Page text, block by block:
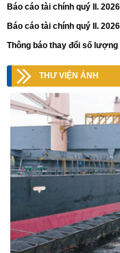
Báo cáo tài chính quý II.
Báo cáo tài chính quý II.
Thông báo thay đổi số
THƯ VIỆN ẢNH